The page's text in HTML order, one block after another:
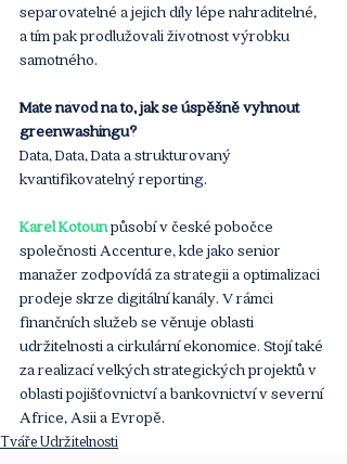
separovatelné a jejich díly lépe nahraditelné,
a tím pak prodlužovali životnost výrobku
samotného.
Máte návod na to, jak se úspěšně vyhnout
greenwashingu?
Data, Data, Data a strukturovaný
kvantifikovatelný reporting.
Karel Kotoun působí v české pobočce
společnosti Accenture, kde jako senior
manažer zodpovídá za strategii a optimalizaci
prodeje skrze digitální kanály. V rámci
finančních služeb se věnuje oblasti
udržitelnosti a cirkulární ekonomice. Stojí také
za realizací velkých strategických projektů v
oblasti pojišťovnictví a bankovnictví v severní
Africe, Asii a Evropě.
Tváře Udržitelnosti